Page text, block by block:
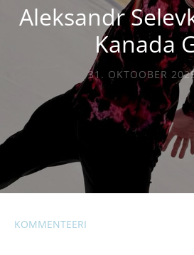
Aleksandr
Kanada
31. OKTOOBER
KOMMENTEERI